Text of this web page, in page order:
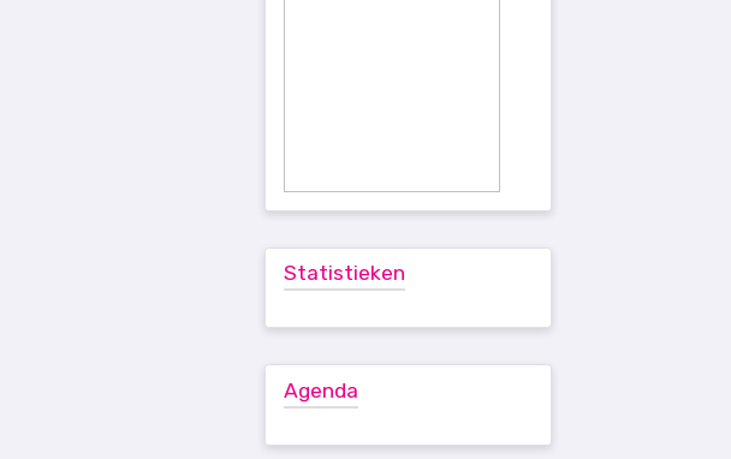
Statistieken
Agenda